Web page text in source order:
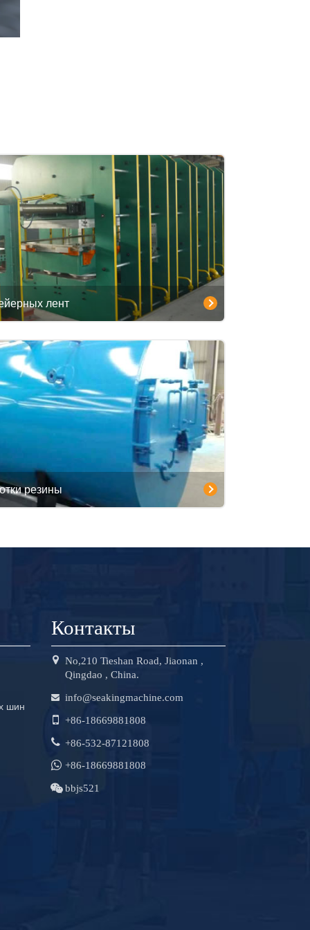
лент
резины
шин
Контакты
No,210 Tieshan Road, Jiaonan ,
Qingdao , China.
info@seakingmachine.com
+86-18669881808
+86-532-87121808
+86-18669881808
bbjs521